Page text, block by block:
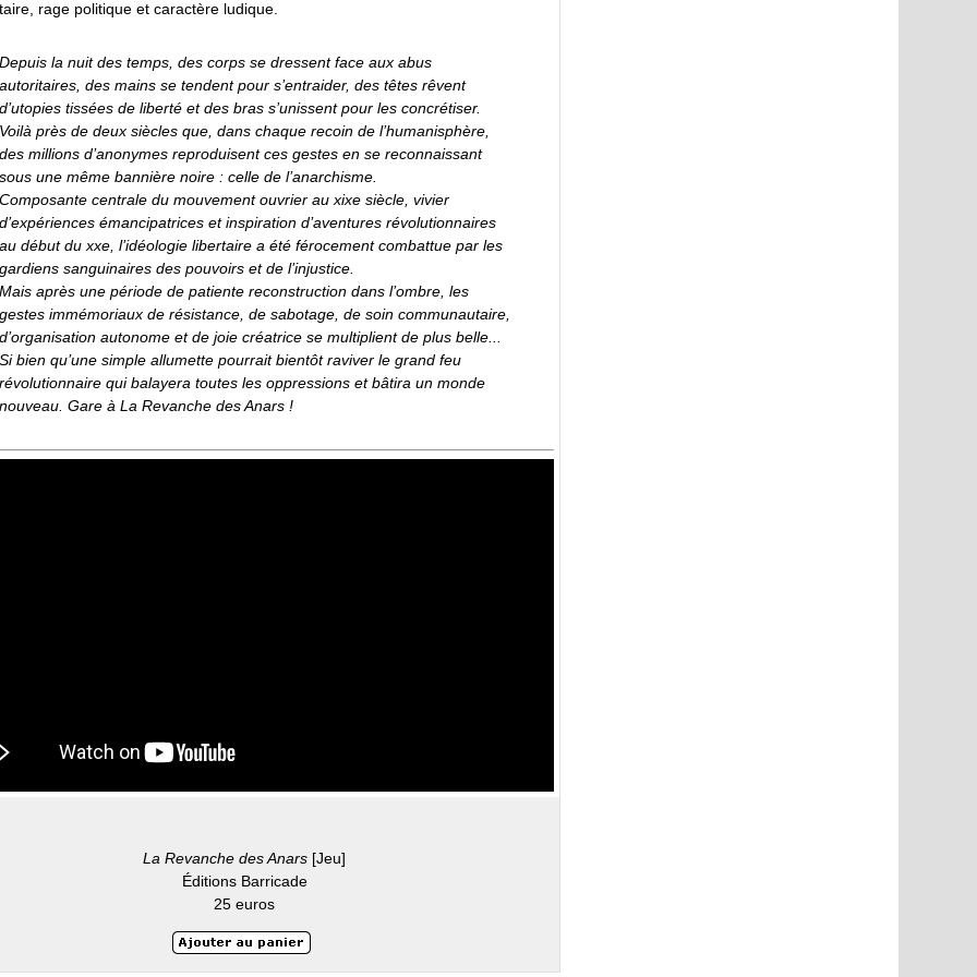
rage politique et caractère ludique.
Depuis la nuit des temps, des corps se dressent face aux abus
autoritaires, des mains se tendent pour s’entraider, des têtes rêvent
d’utopies tissées de liberté et des bras s’unissent pour les concrétiser.
Voilà près de deux siècles que, dans chaque recoin de l’humanisphère,
des millions d’anonymes reproduisent ces gestes en se reconnaissant
sous une même bannière noire : celle de l’anarchisme.
Composante centrale du mouvement ouvrier au xixe siècle, vivier
d’expériences émancipatrices et inspiration d’aventures révolutionnaires
au début du xxe, l’idéologie libertaire a été férocement combattue par les
gardiens sanguinaires des pouvoirs et de l’injustice.
Mais après une période de patiente reconstruction dans l’ombre, les
gestes immémoriaux de résistance, de sabotage, de soin communautaire,
d’organisation autonome et de joie créatrice se multiplient de plus belle...
Si bien qu’une simple allumette pourrait bientôt raviver le grand feu
révolutionnaire qui balayera toutes les oppressions et bâtira un monde
nouveau. Gare à La Revanche des Anars !
La Revanche des Anars [Jeu]
Éditions Barricade
25 euros